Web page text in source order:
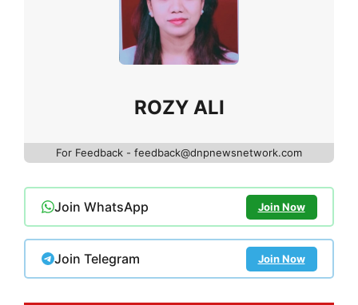
ROZY ALI
For Feedback - feedback@dnpnewsnetwork.com
Join WhatsApp Join Now
Join Telegram Join Now